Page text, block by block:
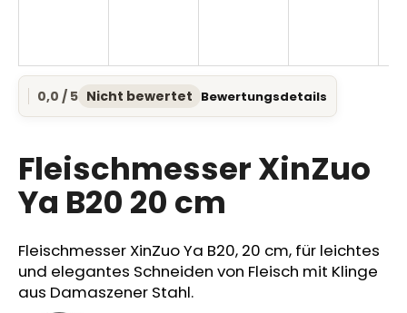
Die
durchschnittliche
ist
0,0
von
5
0,0 / 5 Nicht bewertet Bewertungsdetails
Fleischmesser XinZuo
Ya B20 20 cm
Fleischmesser XinZuo Ya B20, 20 cm, für leichtes
und elegantes Schneiden von Fleisch mit Klinge
aus Damaszener Stahl.
SUCHEN
r
e
p
f
e